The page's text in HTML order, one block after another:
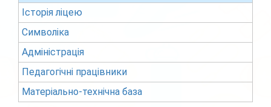
Історія ліцею
Символіка
Адміністрація
Педагогічні працівники
Матеріально-технічна база